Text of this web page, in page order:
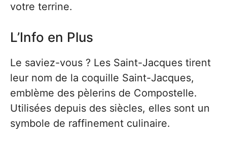
votre terrine.
L’Info en Plus
Le saviez-vous ? Les Saint-Jacques tirent
leur nom de la coquille Saint-Jacques,
emblème des pèlerins de Compostelle.
Utilisées depuis des siècles, elles sont un
symbole de raffinement culinaire.